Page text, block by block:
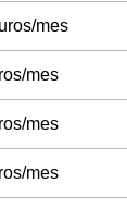
mes
mes
mes
mes